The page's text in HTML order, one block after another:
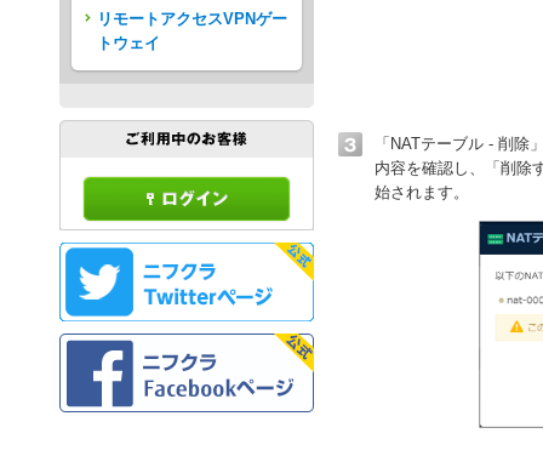
「NATテーブル - 削除
内容を確認し、「削除
始されます。
リモートアクセスVPNゲー
トウェイ